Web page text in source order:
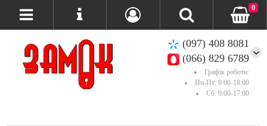
(097) 408 8081
(066) 829 6789
Графік роботи:
Пн-Пт: 9:00-18:00
Сб: 9:00-17:00
0